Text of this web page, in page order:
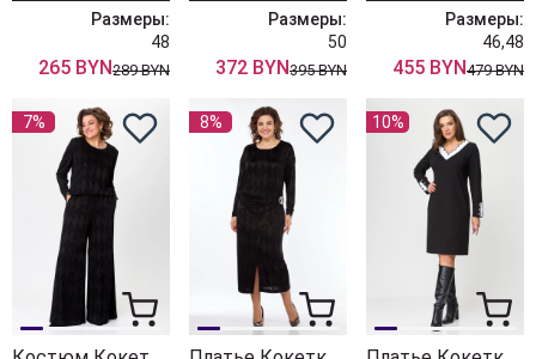
Размеры:
48
265 BYN289 BYN
Размеры:
50
372 BYN395 BYN
Размеры:
46,48
455 BYN479 BYN
7% 8% 10%